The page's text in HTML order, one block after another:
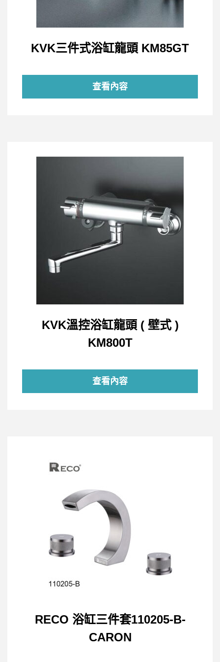
KVK三件式浴缸龍頭 KM85GT
查看內容
KVK溫控浴缸龍頭 ( 壁式 )
KM800T
查看內容
RECO 浴缸三件套110205-B-
CARON